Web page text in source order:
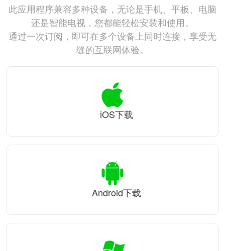
此应用程序兼容多种设备，无论是手机、平板、电脑
还是智能电视，您都能轻松安装和使用。
通过一次订阅，即可在多个设备上同时连接，享受无
缝的互联网体验。
iOS下载
Android下载